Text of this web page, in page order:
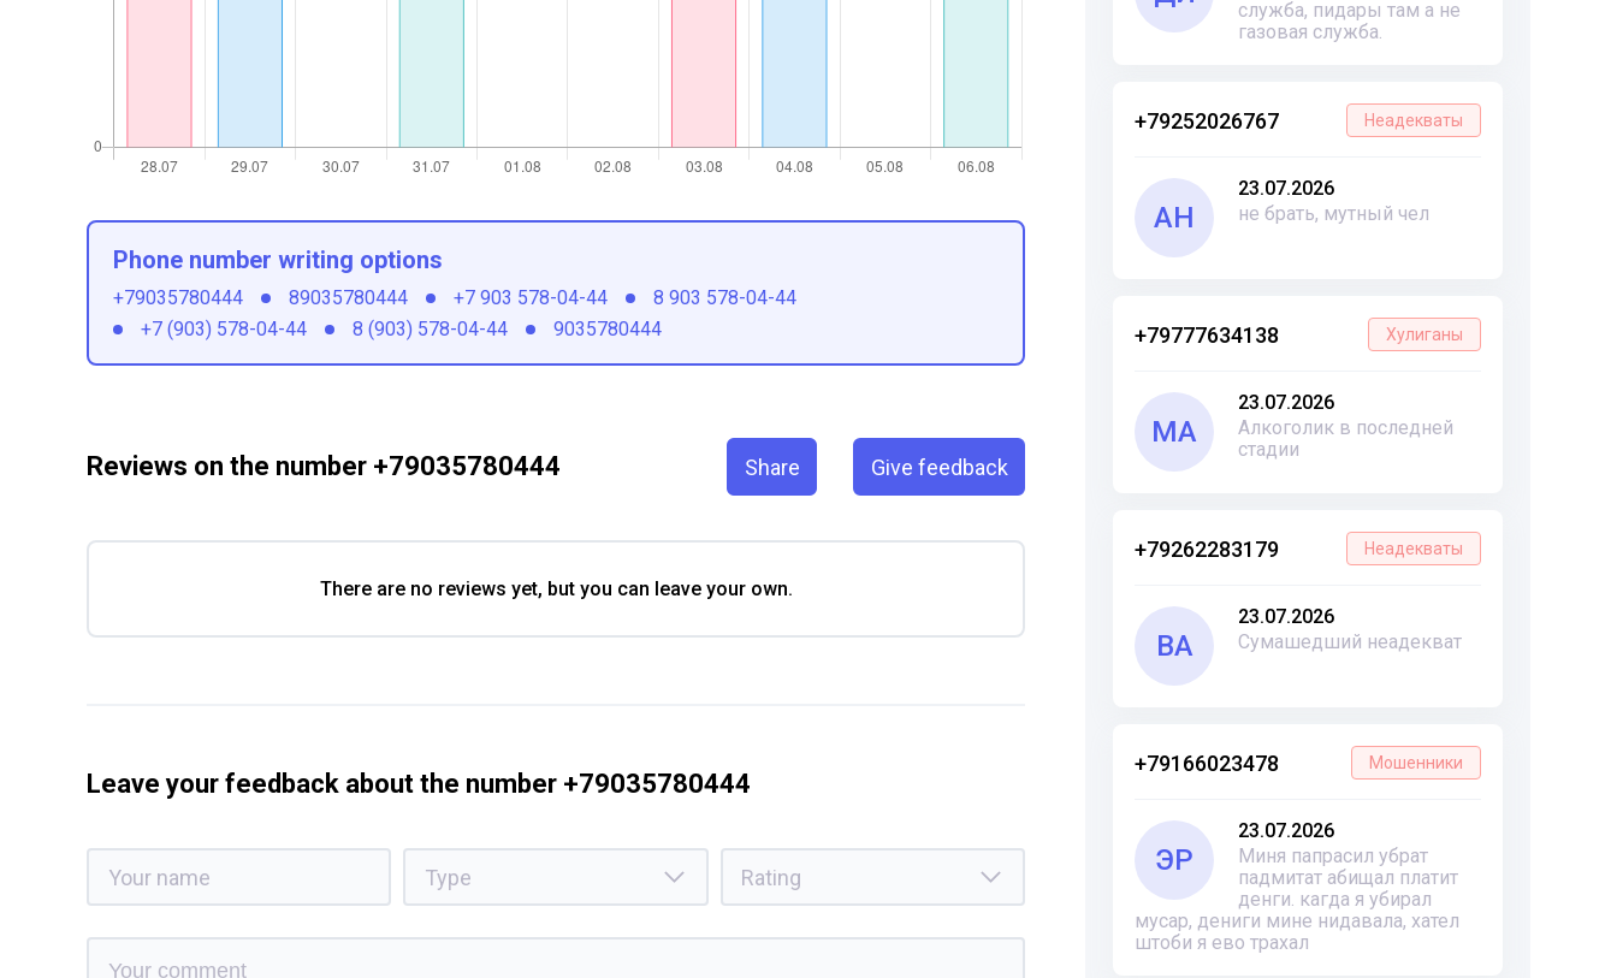
служба, пидары там а не
газовая служба.
+79252026767 Неадекваты
АН
23.07.2026
не брать, мутный чел
+79777634138 Хулиганы
МА
23.07.2026
Алкоголик в последней
стадии
+79262283179 Неадекваты
ВА
23.07.2026
Сумашедший неадекват
+79166023478 Мошенники
ЭР
23.07.2026
Миня папрасил убрат
падмитат абищал платит
денги. кагда я убирал
мусар, дениги мине нидавала, хател
штоби я ево трахал
Phone number writing options
+79035780444 89035780444 +7 903 578-04-44
8 903 578-04-44
+7 (903) 578-04-44
8 (903) 578-04-44 9035780444
Reviews on the number +79035780444 Share Give feedback
There are no reviews yet, but you can leave your own.
Leave your feedback about the number +79035780444